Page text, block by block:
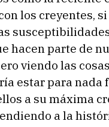
los creyentes,
hacen parte de
viendo las
estar para nada
a su máxima
a la